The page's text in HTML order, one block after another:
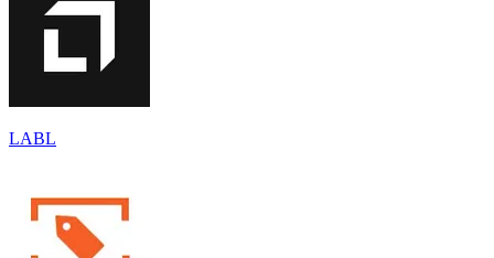
LABL